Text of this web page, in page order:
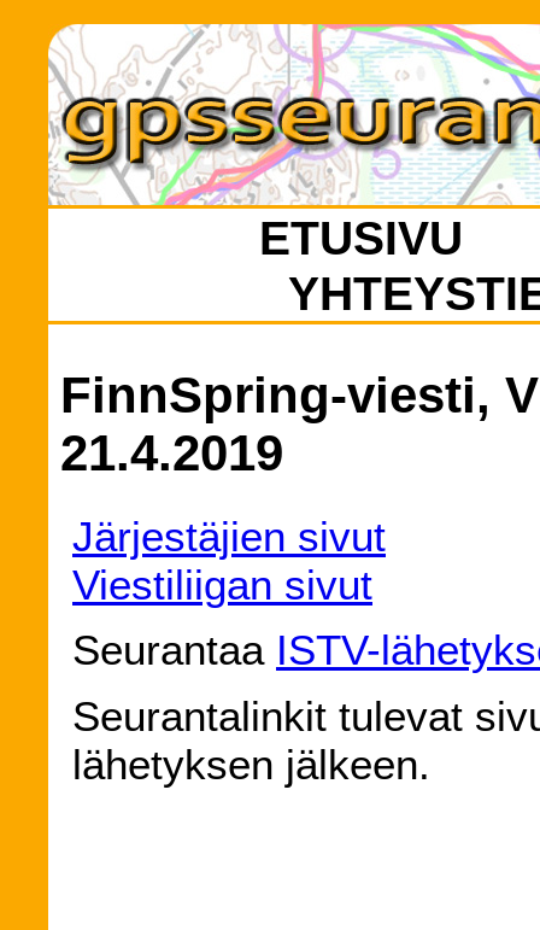
ETUSIVU
FinnSpring-viesti,
21.4.2019
Järjestäjien sivut
Viestiliigan sivut
Seurantaa ISTV-
Seurantalinkit tulevat
lähetyksen jälkeen.